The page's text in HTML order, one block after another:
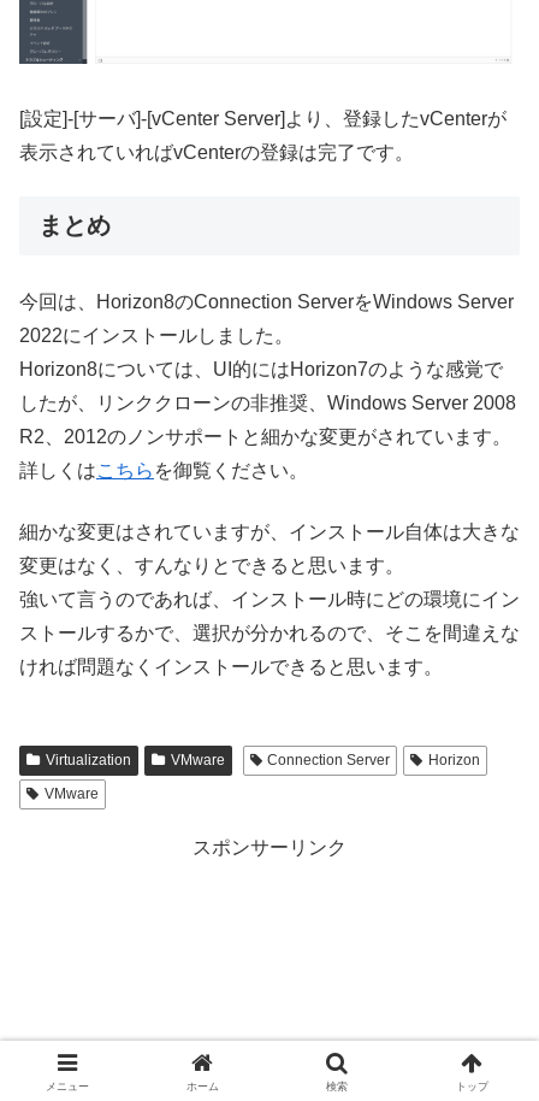
[設定]-[サーバ]-[vCenter Server]より、登録したvCenterが
表示されていればvCenterの登録は完了です。
まとめ
今回は、Horizon8のConnection ServerをWindows Server
2022にインストールしました。
Horizon8については、UI的にはHorizon7のような感覚で
したが、リンククローンの非推奨、Windows Server 2008
R2、2012のノンサポートと細かな変更がされています。
詳しくはこちら を御覧ください。
細かな変更はされていますが、インストール自体は大きな
変更はなく、すんなりとできると思います。
強いて言うのであれば、インストール時にどの環境にイン
ストールするかで、選択が分かれるので、そこを間違えな
ければ問題なくインストールできると思います。
Virtualization VMware Connection Server
Horizon
VMware
スポンサーリンク
メニュー ホーム 検索 トップ